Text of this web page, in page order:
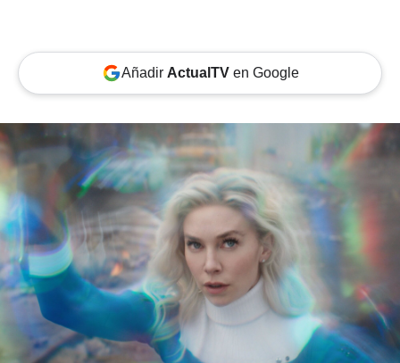
Añadir ActualTVen Google